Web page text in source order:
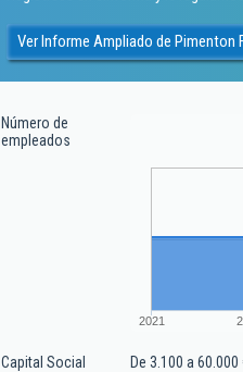
Ver Informe Ampliado de Pimenton
Número de
empleados
2021
Capital Social De 3.100 a 60.000